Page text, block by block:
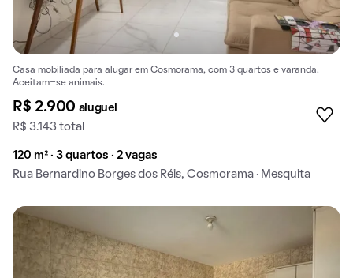
Casa mobiliada para alugar em Cosmorama, com 3 quartos e varanda.
Aceitam-se animais.
R$ 2.900 aluguel
R$ 3.143 total
120 m² · 3 quartos · 2 vagas
Rua Bernardino Borges dos Réis, Cosmorama · Mesquita